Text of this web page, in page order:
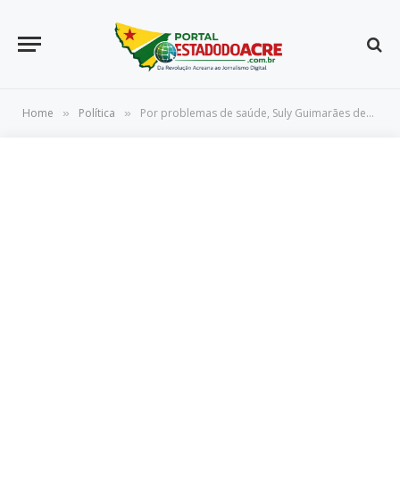
Home » Política » Por problemas de saúde, Suly Guimarães desiste de ser candidata à prefeita em Brasileia